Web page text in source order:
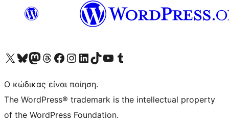
Visit our X (formerly Twitter) account
Visit our Bluesky account
Επισκεφθείτε τον λογαριασμό μας στο Mastodon
Visit our Threads account
Επισκεφτείτε τη σελίδα μας στο Facebook
Επισκεφθείτε τον λογαριασμό μας Instagram
Επισκεφθείτε τον λογαριασμό μας LinkedIn
Visit our TikTok account
Visit our YouTube channel
Visit our Tumblr account
Ο κώδικας είναι ποίηση.
The WordPress® trademark is the intellectual property
of the WordPress Foundation.